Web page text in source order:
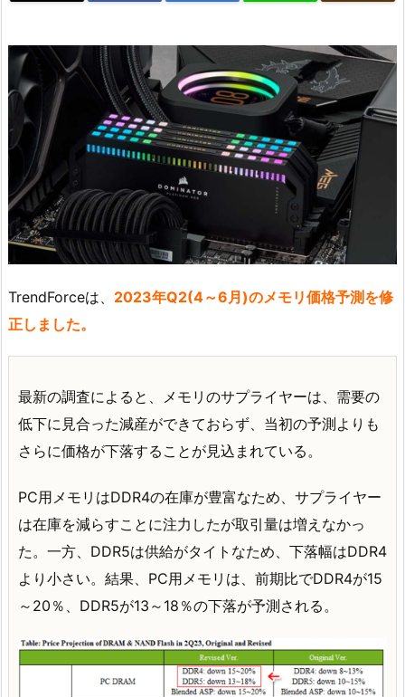
TrendForceは、 2023年Q2(4～6月)のメモリ価格予測を修
正しました。
最新の調査によると、メモリのサプライヤーは、需要の
低下に見合った減産ができておらず、当初の予測よりも
さらに価格が下落することが見込まれている。
PC用メモリはDDR4の在庫が豊富なため、サプライヤー
は在庫を減らすことに注力したが取引量は増えなかっ
た。一方、DDR5は供給がタイトなため、下落幅はDDR4
より小さい。結果、PC用メモリは、前期比でDDR4が15
～20％、DDR5が13～18％の下落が予測される。